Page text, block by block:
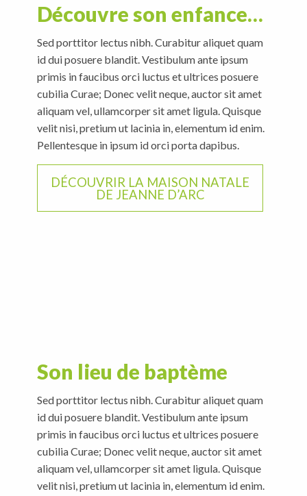
Découvre son enfance…
Sed porttitor lectus nibh. Curabitur aliquet quam
id dui posuere blandit. Vestibulum ante ipsum
primis in faucibus orci luctus et ultrices posuere
cubilia Curae; Donec velit neque, auctor sit amet
aliquam vel, ullamcorper sit amet ligula. Quisque
velit nisi, pretium ut lacinia in, elementum id enim.
Pellentesque in ipsum id orci porta dapibus.
DÉCOUVRIR LA MAISON NATALE
DE JEANNE D’ARC
Son lieu de baptème
Sed porttitor lectus nibh. Curabitur aliquet quam
id dui posuere blandit. Vestibulum ante ipsum
primis in faucibus orci luctus et ultrices posuere
cubilia Curae; Donec velit neque, auctor sit amet
aliquam vel, ullamcorper sit amet ligula. Quisque
velit nisi, pretium ut lacinia in, elementum id enim.